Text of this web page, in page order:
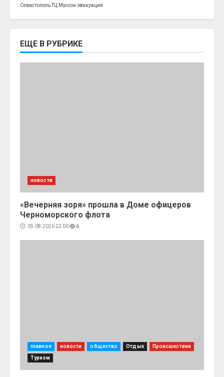
СевастопольТЦ Муссон эвакуация
ЕЩЕ В РУБРИКЕ
новости
«Вечерняя зоря» прошла в Доме офицеров
Черноморского флота
05.08.2026 22:00 6
главное новости общество Отдых Происшествия
Туризм